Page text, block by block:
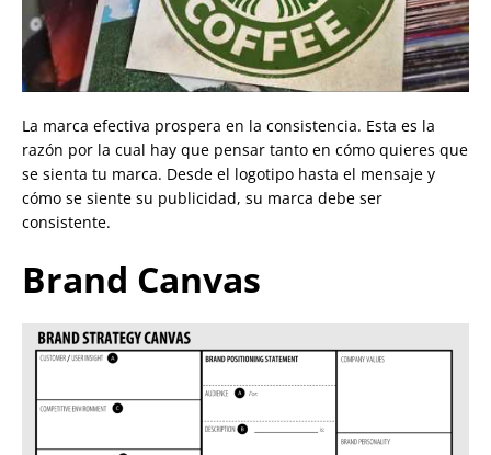
La marca efectiva prospera en la consistencia. Esta es la
razón por la cual hay que pensar tanto en cómo quieres que
se sienta tu marca. Desde el logotipo hasta el mensaje y
cómo se siente su publicidad, su marca debe ser
consistente.
Brand Canvas